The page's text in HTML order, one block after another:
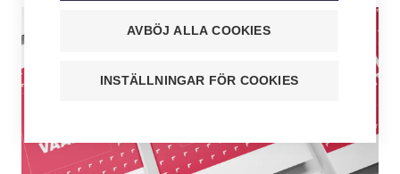
AVBÖJ ALLA COOKIES
INSTÄLLNINGAR FÖR COOKIES